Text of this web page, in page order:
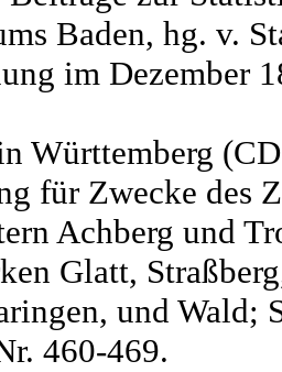
Baden, hg. v.
im Dezember
Württemberg
für Zwecke des
Achberg und
Glatt,
und Wald;
460-469.